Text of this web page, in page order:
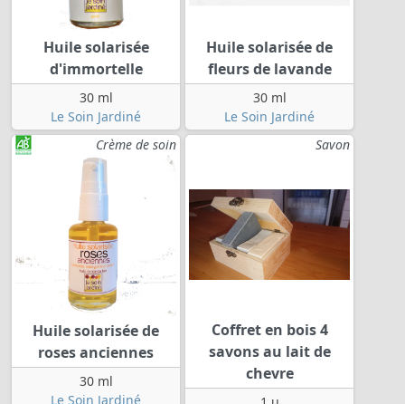
Huile solarisée
d'immortelle
30 ml
Le Soin Jardiné
Huile solarisée de
fleurs de lavande
30 ml
Le Soin Jardiné
Crème de soin
Huile solarisée de
roses anciennes
30 ml
Le Soin Jardiné
Savon
Coffret en bois 4
savons au lait de
chevre